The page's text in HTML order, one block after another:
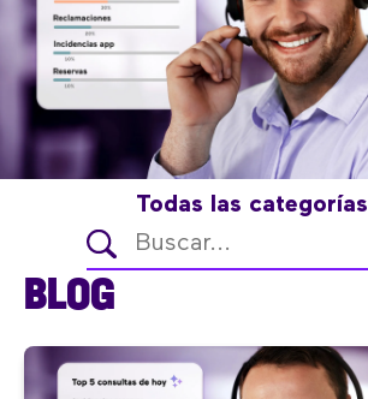
Todas las categorías
BLOG